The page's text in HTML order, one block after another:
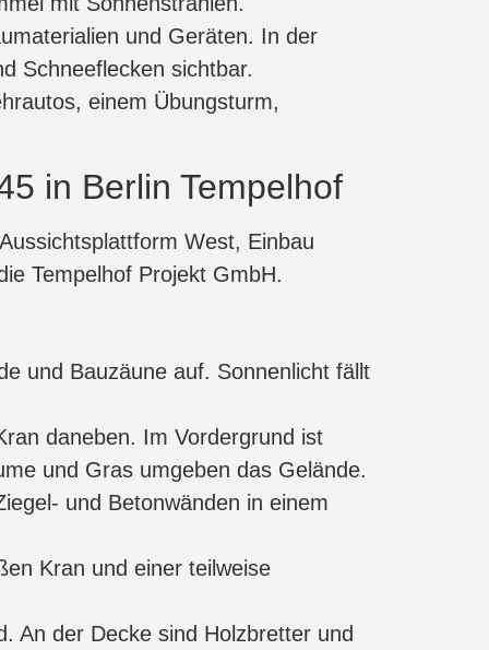
in Berlin Tempelhof
West, Einbau
Tempelhof Projekt GmbH.